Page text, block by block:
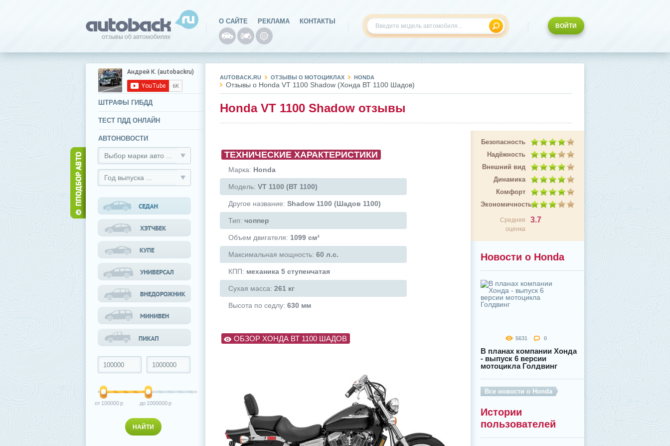
О САЙТЕ РЕКЛАМА КОНТАКТЫ
ВОЙТИ
ШТРАФЫ ГИБДД
ТЕСТ ПДД ОНЛАЙН
АВТОНОВОСТИ
Выбор марки авто ...
Год выпуска ...
100000 1000000
AUTOBACK.RU ОТЗЫВЫ О МОТОЦИКЛАХ HONDA
Отзывы о Honda VT 1100 Shadow (Хонда ВТ 1100 Шадов)
Honda VT 1100 Shadow отзывы
ТЕХНИЧЕСКИЕ ХАРАКТЕРИСТИКИ
Марка: Honda
Модель: VT 1100 (ВТ 1100)
Другое название: Shadow 1100 (Шадов 1100)
Тип: чоппер
Объем двигателя: 1099 см³
Максимальная мощность: 60 л.с.
КПП: механика 5 ступенчатая
Сухая масса: 261 кг
Высота по седлу: 630 мм
ОБЗОР ХОНДА ВТ 1100 ШАДОВ
Безопасность
Надёжность
Внешний вид
Динамика
Комфорт
Экономичность
Средняя
оценка
3.7
Новости о Honda
5631 0
В планах компании Хонда
- выпуск 6 версии
мотоцикла Голдвинг
Все новости о Honda
Истории
пользователей